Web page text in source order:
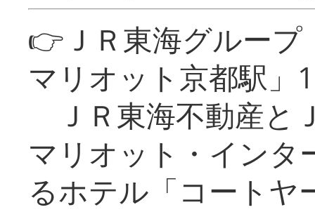
👉ＪＲ東海グルー
マリオット京都駅」
ＪＲ東海不動産と
マリオット・インタ
るホテル「コートヤ